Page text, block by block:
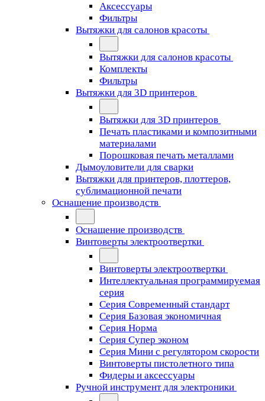
Аксессуары
Фильтры
Вытяжки для салонов красоты
Вытяжки для салонов красоты
Комплекты
Фильтры
Вытяжки для 3D принтеров
Вытяжки для 3D принтеров
Печать пластиками и композитными
материалами
Порошковая печать металлами
Дымоуловители для сварки
Вытяжки для принтеров, плоттеров,
сублимационной печати
Оснащение производств
Оснащение производств
Винтоверты электроотвертки
Винтоверты электроотвертки
Интеллектуальная программируемая
серия
Серия Современный стандарт
Серия Базовая экономичная
Серия Норма
Серия Cупер эконом
Серия Мини с регулятором скорости
Винтоверты пистолетного типа
Фидеры и аксессуары
Ручной инструмент для электроники